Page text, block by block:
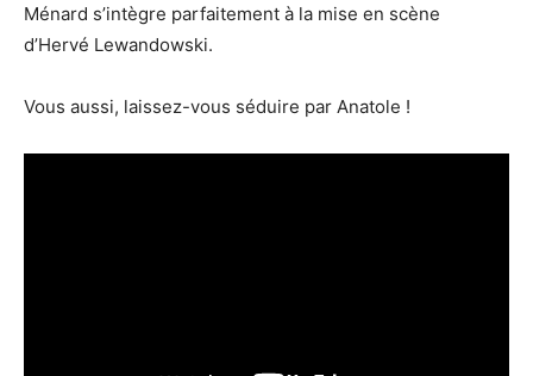
Ménard s’intègre parfaitement à la mise en scène
d’Hervé Lewandowski.
Vous aussi, laissez-vous séduire par Anatole !